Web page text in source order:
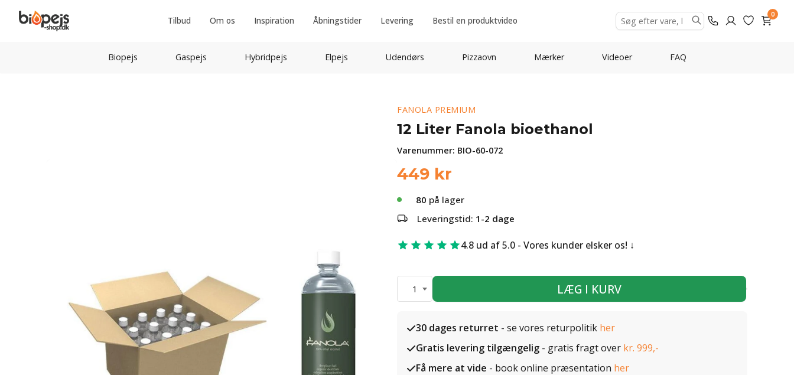
Tilbud Om os Inspiration Åbningstider Levering Bestil en produktvideo
0
Biopejs Gaspejs Hybridpejs Elpejs Udendørs Pizzaovn Mærker Videoer FAQ
FANOLA PREMIUM
12 Liter Fanola bioethanol
Varenummer: BIO-60-072
449 kr
80 på lager
Leveringstid: 1-2 dage
4.8 ud af 5.0 - Vores kunder elsker os!
1 LÆG I KURV
30 dages returret - se vores returpolitik her
Gratis levering tilgængelig - gratis fragt over kr. 999,-
Få mere at vide - book online præsentation her